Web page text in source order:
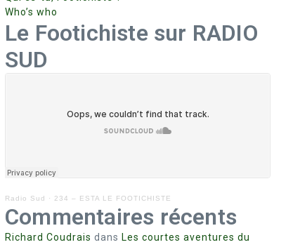
Who’s who
Le Footichiste sur RADIO
SUD
Radio Sud · 234 – ESTA LE FOOTICHISTE
Commentaires récents
Richard Coudrais dans Les courtes aventures du